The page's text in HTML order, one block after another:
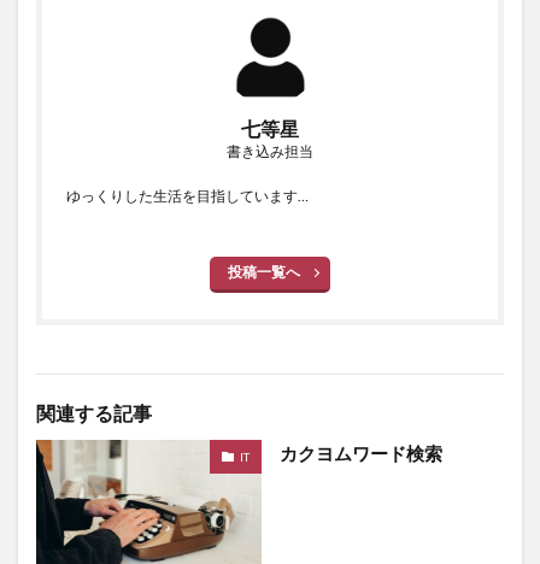
七等星
書き込み担当
ゆっくりした生活を目指しています…
投稿一覧へ
関連する記事
IT カクヨムワード検索